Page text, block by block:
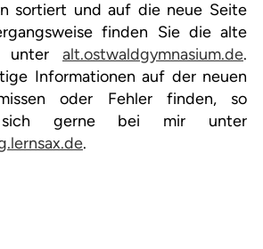
sortiert und auf die neue Seite
finden Sie die alte
unter alt.ostwaldgymnasium.de.
Informationen auf der neuen
oder Fehler finden, so
gerne bei mir unter
.